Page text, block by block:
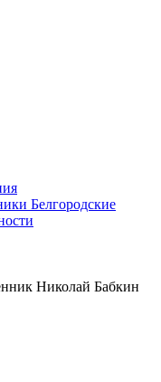
Белгородские